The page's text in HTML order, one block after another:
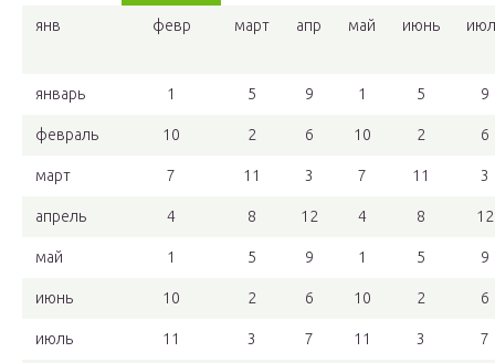
янв февр март апр май июнь
январь 1 5 9 1 5 9
февраль 10 2 6 10 2 6
март 7 11 3 7 11 3
апрель 4 8 12 4 8 12
май 1 5 9 1 5 9
июнь 10 2 6 10 2 6
июль 11 3 7 11 3 7